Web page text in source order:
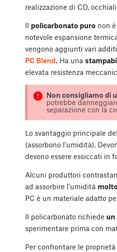
realizzazione di CD,
Il policarbonato puro non
notevole espansione
vengono aggiunti vari
PC Blend. Ha una
elevata resistenza
Non consigliamo di
potrebbe
separazione con la
Lo svantaggio principale
(assorbono l'umidità).
devono essere essiccati in
Alcuni produttori
ad assorbire l'umidità
PC è un materiale adatto
Il policarbonato richiede un
sperimentare prima con
Per confrontare le